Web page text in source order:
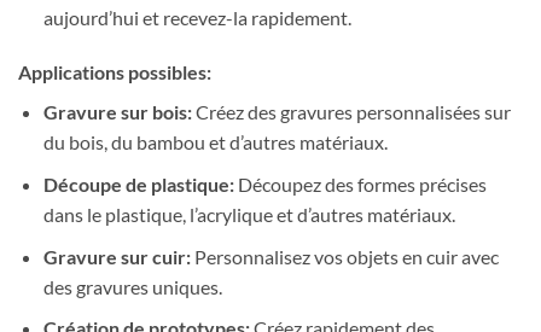
aujourd’hui et recevez-la rapidement.
Applications possibles:
Gravure sur bois:Créez des gravures personnalisées sur
du bois, du bambou et d’autres matériaux.
Découpe de plastique:Découpez des formes précises
dans le plastique, l’acrylique et d’autres matériaux.
Gravure sur cuir:Personnalisez vos objets en cuir avec
des gravures uniques.